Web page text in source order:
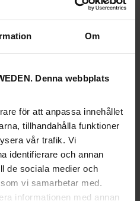
Om
Denna webbplats
för att anpassa innehållet
tillhandahålla funktioner
vår trafik. Vi
identifierare och annan
de sociala medier och
vi samarbetar med.
informationen med annan